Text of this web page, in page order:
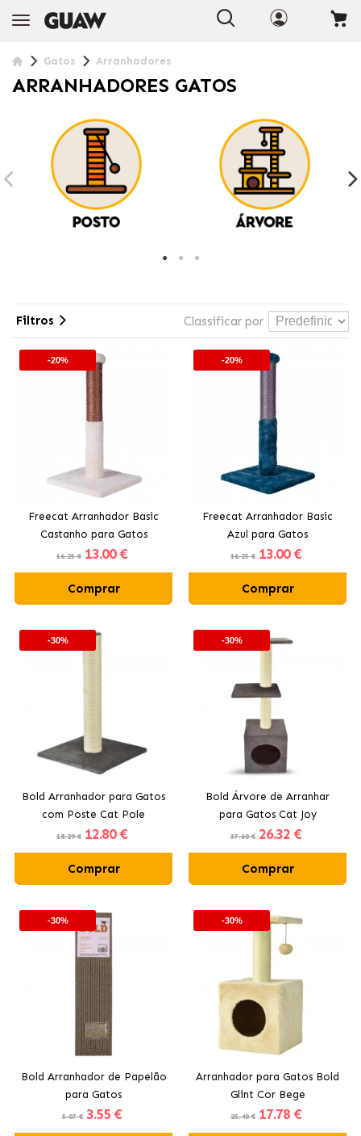
Gatos Arranhadores
ARRANHADORES GATOS
Classificar por
Filtros
-20%
Freecat Arranhador Basic
Castanho para Gatos
16.25 € 13.00 €
Comprar
-20%
Freecat Arranhador Basic
Azul para Gatos
16.25 € 13.00 €
Comprar
-30%
Bold Arranhador para Gatos
com Poste Cat Pole
18.29 € 12.80 €
Comprar
-30%
Bold Árvore de Arranhar
para Gatos Cat Joy
37.60 € 26.32 €
Comprar
-30%
Bold Arranhador de Papelão
para Gatos
5.07 € 3.55 €
-30%
Arranhador para Gatos Bold
Glint Cor Bege
25.40 € 17.78 €